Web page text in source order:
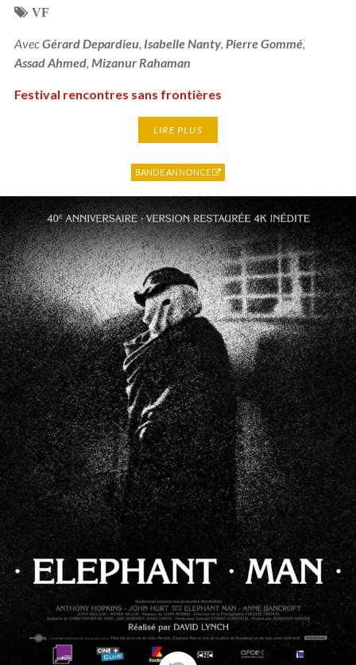
VF
AvecGérard Depardieu, Isabelle Nanty, Pierre Gommé,
Assad Ahmed, Mizanur Rahaman
Festival rencontres sans frontières
LIRE PLUS
BANDE ANNONCE